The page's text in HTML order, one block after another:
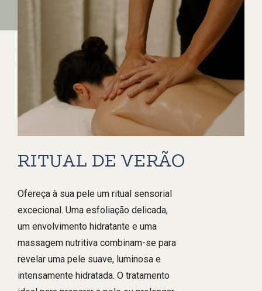
RITUAL DE VERÃO
Ofereça à sua pele um ritual sensorial
excecional. Uma esfoliação delicada,
um envolvimento hidratante e uma
massagem nutritiva combinam-se para
revelar uma pele suave, luminosa e
intensamente hidratada. O tratamento